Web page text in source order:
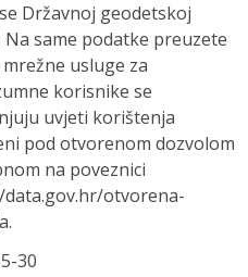
Državnoj geodetskoj
Na same podatke preuzete
usluge za
korisnike se
uvjeti korištenja
pod otvorenom dozvolom
na poveznici
otvorena-
30